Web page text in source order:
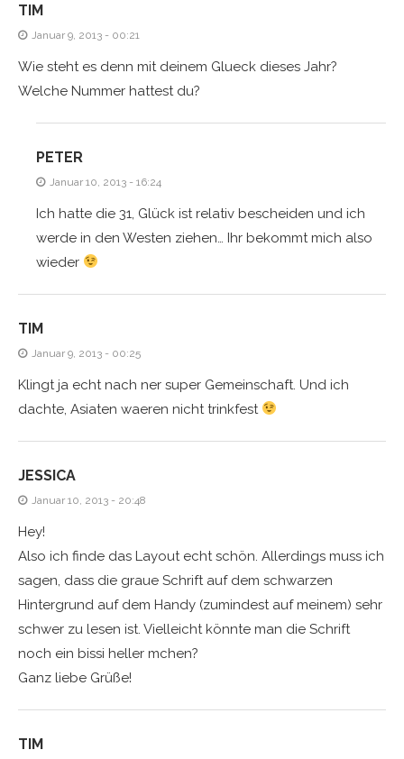
TIM
Januar 9, 2013 - 00:21
Wie steht es denn mit deinem Glueck dieses Jahr?
Welche Nummer hattest du?
PETER
Januar 10, 2013 - 16:24
Ich hatte die 31, Glück ist relativ bescheiden und ich
werde in den Westen ziehen… Ihr bekommt mich also
wieder
TIM
Januar 9, 2013 - 00:25
Klingt ja echt nach ner super Gemeinschaft. Und ich
dachte, Asiaten waeren nicht trinkfest
JESSICA
Januar 10, 2013 - 20:48
Hey!
Also ich finde das Layout echt schön. Allerdings muss ich
sagen, dass die graue Schrift auf dem schwarzen
Hintergrund auf dem Handy (zumindest auf meinem) sehr
schwer zu lesen ist. Vielleicht könnte man die Schrift
noch ein bissi heller mchen?
Ganz liebe Grüße!
TIM